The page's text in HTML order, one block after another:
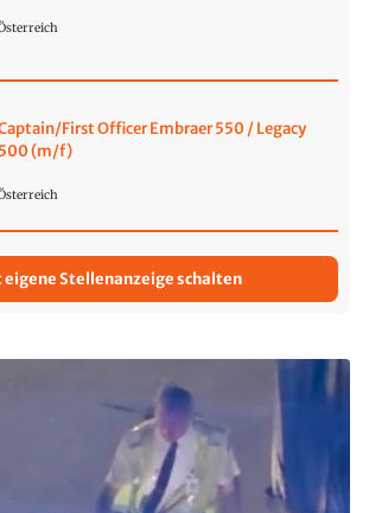
First Officer Embraer 550 / Legacy
500 (m/f)
eigene Stellenanzeige schalten